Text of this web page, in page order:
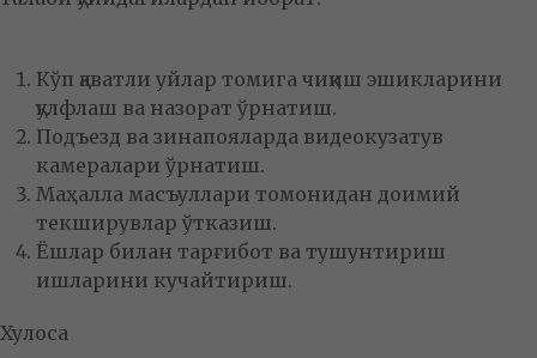
Кўп қаватли уйлар томига чиқиш эшикларини
қулфлаш ва назорат ўрнатиш.
Подъезд ва зинапояларда видеокузатув
камералари ўрнатиш.
Маҳалла масъуллари томонидан доимий
текширувлар ўтказиш.
Ёшлар билан тарғибот ва тушунтириш
ишларини кучайтириш.
Хулоса